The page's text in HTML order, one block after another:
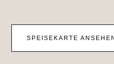
SPEISEKARTE